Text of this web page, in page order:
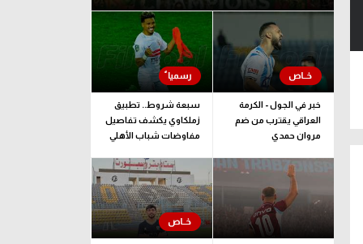
تحليل في الجول
حكايات في الجول
كويز في الجول
فيديو في الجول
خبر في الجول - الكرمة
العراقي يقترب من ضم
مروان حمدي
سبعة شروط.. تطبيق
زملكاوي يكشف تفاصيل
مفاوضات شباب الأهلي